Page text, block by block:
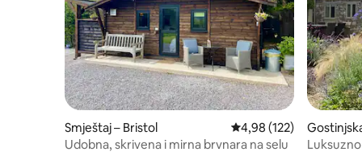
Smještaj – Bristol Prosječna ocjena: 4,98/
4,98 (122)
Udobna, skrivena i mirna brvnara na selu